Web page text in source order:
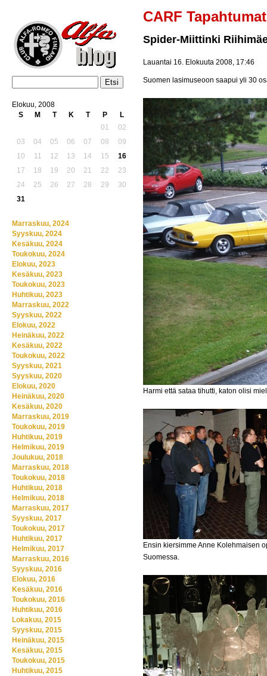
CARF Tapahtumat
Spider-Miittinki
Lauantai 16. Elokuuta 2008, 17:46
Suomen lasimuseoon saapui yli 30
Harmi että sataa tihutti, katon olisi
Ensin kiersimme Anne Kolehmaisen
Suomessa.
Elokuu, 2008
S
M T K T P
L
01
02
03
04 05 06 07 08
09
10
11 12 13 14 15
16
17
18 19 20 21 22
23
24
25 26 27 28 29
30
31
Marraskuu, 2024
Syyskuu, 2024
Kesäkuu, 2024
Toukokuu, 2024
Elokuu, 2023
Kesäkuu, 2023
Toukokuu, 2023
Huhtikuu, 2023
Marraskuu, 2022
Syyskuu, 2022
Elokuu, 2022
Heinäkuu, 2022
Kesäkuu, 2022
Toukokuu, 2022
Syyskuu, 2021
Syyskuu, 2020
Elokuu, 2020
Heinäkuu, 2020
Kesäkuu, 2020
Marraskuu, 2019
Toukokuu, 2019
Huhtikuu, 2019
Helmikuu, 2019
Joulukuu, 2018
Marraskuu, 2018
Toukokuu, 2018
Huhtikuu, 2018
Helmikuu, 2018
Marraskuu, 2017
Syyskuu, 2017
Toukokuu, 2017
Huhtikuu, 2017
Helmikuu, 2017
Marraskuu, 2016
Syyskuu, 2016
Elokuu, 2016
Kesäkuu, 2016
Toukokuu, 2016
Huhtikuu, 2016
Lokakuu, 2015
Syyskuu, 2015
Heinäkuu, 2015
Kesäkuu, 2015
Toukokuu, 2015
Huhtikuu, 2015